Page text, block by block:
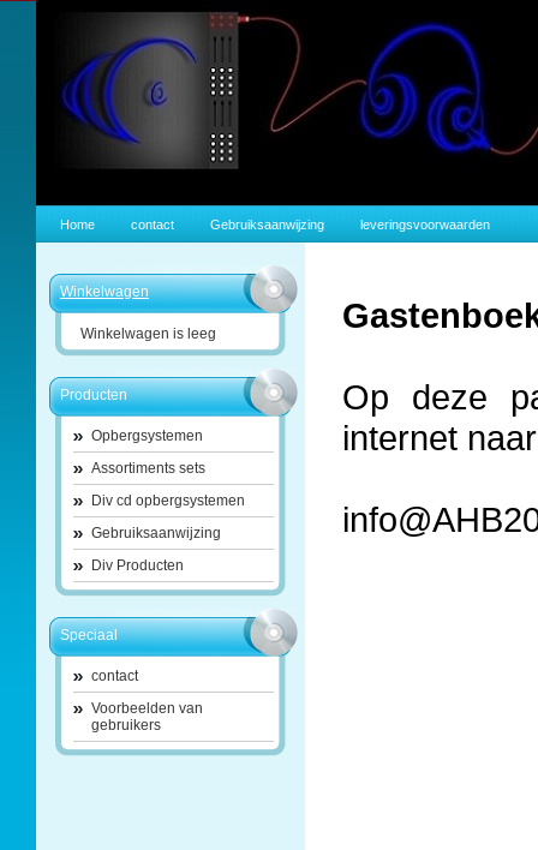
Home contact Gebruiksaanwijzing leveringsvoorwaarden
Winkelwagen
Winkelwagen is leeg
Producten
Opbergsystemen
Assortiments sets
Div cd opbergsystemen
Gebruiksaanwijzing
Div Producten
Speciaal
contact
Voorbeelden van
gebruikers
Op deze
internet